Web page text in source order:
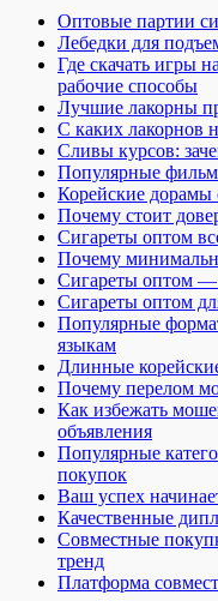
Оптовые партии
Лебедки для
Где скачать игры
рабочие способы
Лучшие лакорны
С каких лакорнов
Сливы курсов:
Популярные
Корейские дорамы
Почему стоит
Сигареты оптом
Почему
Сигареты оптом —
Сигареты оптом
Популярные
языкам
Длинные
Почему перелом
Как избежать
объявления
Популярные
покупок
Ваш успех
Качественные
Совместные
тренд
Платформа